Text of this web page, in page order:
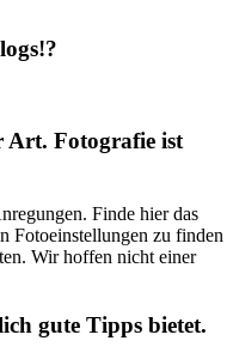
Art. Fotografie ist
Finde hier das
Fotoeinstellungen zu finden
Wir hoffen nicht einer
gute Tipps bietet.